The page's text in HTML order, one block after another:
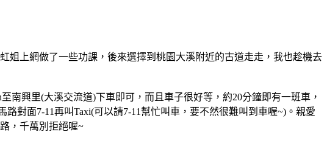
姐上網做了一些功課，後來選擇到桃園大溪附近的古道走走，我也趁機去
南興里(大溪交流道)下車即可，而且車子很好等，約20分鐘即有一班車，
對面7-11再叫Taxi(可以請7-11幫忙叫車，要不然很難叫到車喔~)。親愛
，千萬別拒絕喔~